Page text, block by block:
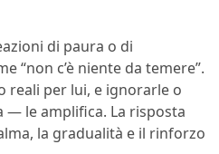
di paura o di
“non c’è niente da temere”.
reali per lui, e ignorarle o
— le amplifica. La risposta
la gradualità e il rinforzo